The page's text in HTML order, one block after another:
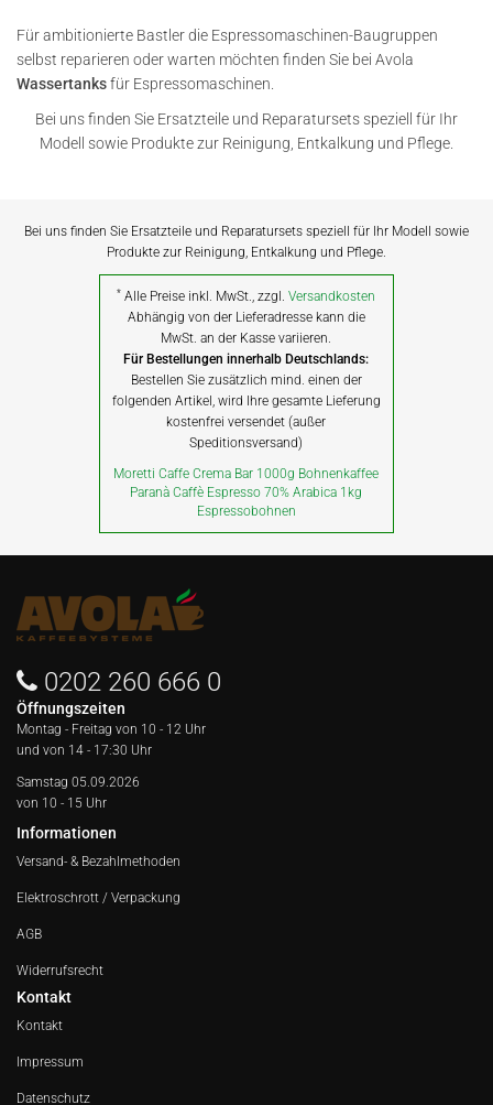
Für ambitionierte Bastler die Espressomaschinen-Baugruppen
selbst reparieren oder warten möchten finden Sie bei Avola
Wassertanksfür Espressomaschinen.
Bei uns finden Sie Ersatzteile und Reparatursets speziell für Ihr
Modell sowie Produkte zur Reinigung, Entkalkung und Pflege.
Bei uns finden Sie Ersatzteile und Reparatursets speziell für Ihr Modell sowie
Produkte zur Reinigung, Entkalkung und Pflege.
* Alle Preise inkl. MwSt., zzgl.Versandkosten
Abhängig von der Lieferadresse kann die
MwSt. an der Kasse variieren.
Für Bestellungen innerhalb Deutschlands:
Bestellen Sie zusätzlich mind. einen der
folgenden Artikel, wird Ihre gesamte Lieferung
kostenfrei versendet (außer
Speditionsversand)
Moretti Caffe Crema Bar 1000g Bohnenkaffee
Paranà Caffè Espresso 70% Arabica 1kg
Espressobohnen
0202 260 666 0
Öffnungszeiten
Montag - Freitag von 10 - 12 Uhr
und von 14 - 17:30 Uhr
Samstag 05.09.2026
von 10 - 15 Uhr
Informationen
Versand- & Bezahlmethoden
Elektroschrott / Verpackung
AGB
Widerrufsrecht
Kontakt
Kontakt
Impressum
Datenschutz